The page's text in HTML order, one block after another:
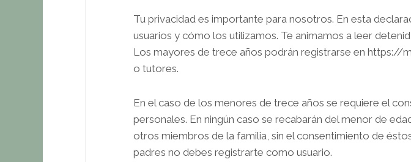
Tu privacidad es importante para nosotros. En esta
usuarios y cómo los utilizamos. Te animamos a leer
Los mayores de trece años podrán registrarse en https://
o tutores.
En el caso de los menores de trece años se requiere el
personales. En ningún caso se recabarán del menor de
otros miembros de la familia, sin el consentimiento de
padres no debes registrarte como usuario.